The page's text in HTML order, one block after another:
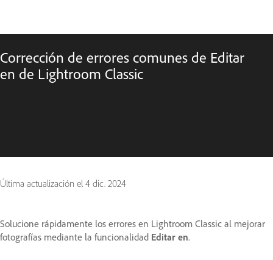
Corrección de errores comunes de Editar
en de Lightroom Classic
Última actualización el 4 dic. 2024
Solucione rápidamente los errores en Lightroom Classic al mejorar
fotografías mediante la funcionalidad Editar en.